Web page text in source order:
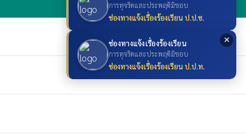
การทุจริตและประพฤติมิชอบ
ช่องทางแจ้งเรื่องร้องเรียน ป.ป.ช.
✕
ช่องทางแจ้งเรื่องร้องเรียน
การทุจริตและประพฤติมิชอบ
ช่องทางแจ้งเรื่องร้องเรียน ป.ป.ท.